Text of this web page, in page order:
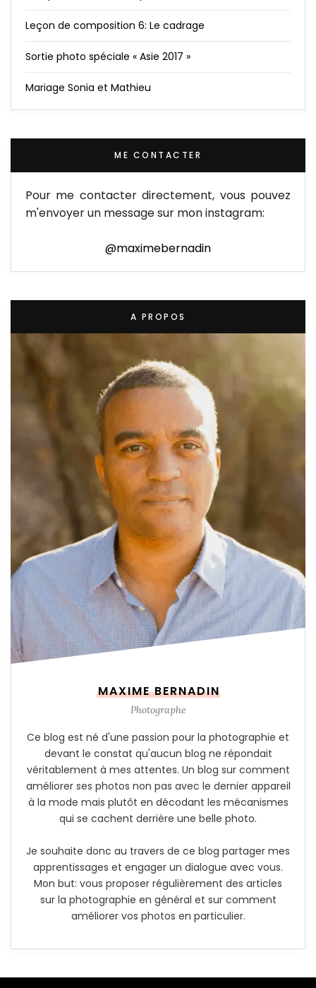
Leçon de composition 6: Le cadrage
Sortie photo spéciale « Asie 2017 »
Mariage Sonia et Mathieu
ME CONTACTER
Pour me contacter directement, vous pouvez
m'envoyer un message sur mon instagram:
@maximebernadin
A PROPOS
MAXIME BERNADIN
Photographe
Ce blog est né d'une passion pour la photographie et
devant le constat qu'aucun blog ne répondait
véritablement à mes attentes. Un blog sur comment
améliorer ses photos non pas avec le dernier appareil
à la mode mais plutôt en décodant les mécanismes
qui se cachent derrière une belle photo.
Je souhaite donc au travers de ce blog partager mes
apprentissages et engager un dialogue avec vous.
Mon but: vous proposer régulièrement des articles
sur la photographie en général et sur comment
améliorer vos photos en particulier.